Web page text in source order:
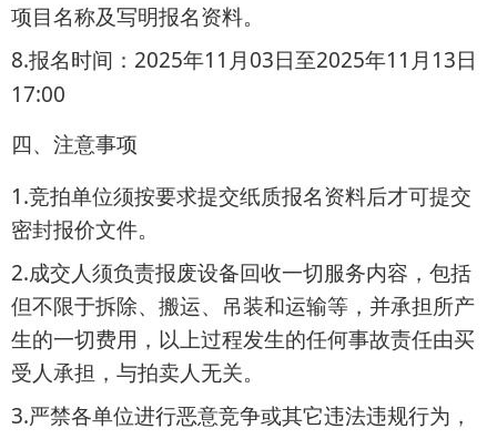
项目名称及写明报名资料。
8.报名时间： 2025年11 月 03 日至2025年11 月 13 日
17:00
四、注意事项
1.竞拍单位须按要求提交纸质报名资料后才可提交
密封报价文件。
2.成交人须负责报废设备回收一切服务内容，包括
但不限于拆除、搬运、吊装和运输等，并承担所产
生的一切费用，以上过程发生的任何事故责任由买
受人承担，与拍卖人无关。
3.严禁各单位进行恶意竞争或其它违法违规行为，